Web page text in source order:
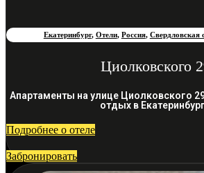
Екатеринбург, Отели, Россия, Свердловская
Циолковского
Апартаменты на улице Циолковского
отдых в
Подробнее о отеле
Забронировать